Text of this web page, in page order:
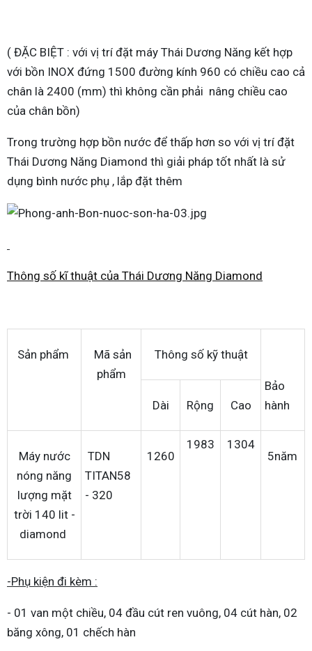
( ĐẶC BIỆT : với vị trí đặt máy Thái Dương Năng kết hợp
với bồn INOX đứng 1500 đường kính 960 có chiều cao cả
chân là 2400 (mm) thì không cần phải nâng chiều cao
của chân bồn)
Trong trường hợp bồn nước để thấp hơn so với vị trí đặt
Thái Dương Năng Diamond thì giải pháp tốt nhất là sử
dụng bình nước phụ , lắp đặt thêm
Thông số kĩ thuật của Thái Dương Năng Diamond
Sản phẩm
Mã sản
phẩm
Thông số kỹ thuật
Bảo
hành
Dài Rộng Cao
Máy nước
nóng năng
lượng mặt
trời 140 lit -
diamond
TDN
TITAN58
- 320
1260
1983
1304
5năm
-Phụ kiện đi kèm :
- 01 van một chiều, 04 đầu cút ren vuông, 04 cút hàn, 02
băng xông, 01 chếch hàn